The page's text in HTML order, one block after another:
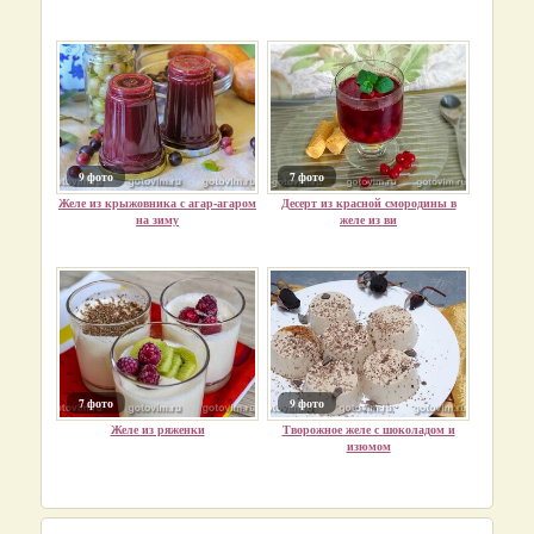
9 фото
Желе из крыжовника с агар-агаром
на зиму
7 фото
Десерт из красной смородины в
желе из ви
7 фото
Желе из ряженки
9 фото
Творожное желе с шоколадом и
изюмом